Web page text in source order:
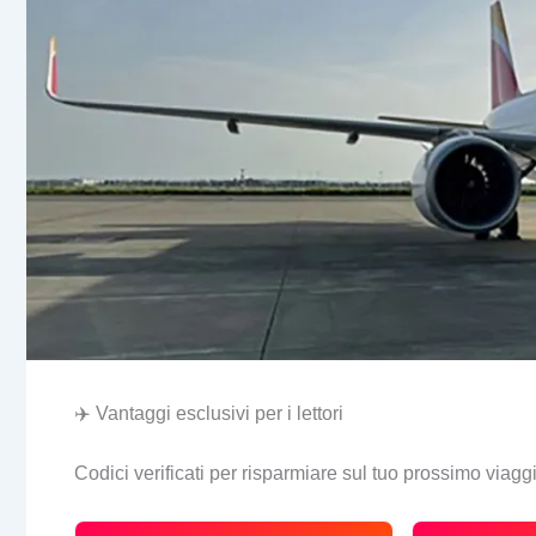
✈️ Vantaggi esclusivi per i lettori
Codici verificati per risparmiare sul tuo prossimo